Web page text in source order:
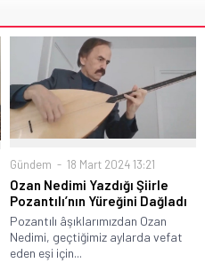
Gündem 18 Mart 2024 13:21
Ozan Nedimi Yazdığı Şiirle
Pozantılı’nın Yüreğini Dağladı
Pozantılı âşıklarımızdan Ozan
Nedimi, geçtiğimiz aylarda vefat
eden eşi için...